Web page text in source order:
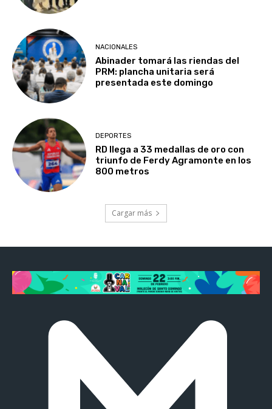
NACIONALES
Abinader tomará las riendas del
PRM: plancha unitaria será
presentada este domingo
DEPORTES
RD llega a 33 medallas de oro con
triunfo de Ferdy Agramonte en los
800 metros
Cargar más